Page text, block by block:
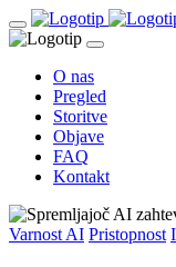
O nas
Pregled
Storitve
Objave
FAQ
Kontakt
Varnost AI Pristopnost